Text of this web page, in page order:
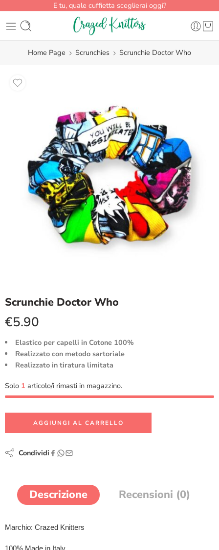
E tu, quale cuffietta sceglierai oggi?
Home Page Scrunchies Scrunchie Doctor Who
Scrunchie Doctor Who
€5.90
Elastico per capelli in Cotone 100%
Realizzato con metodo sartoriale
Realizzato in tiratura limitata
Solo 1 articolo/i rimasti in magazzino.
AGGIUNGI AL CARRELLO
Condividi
Descrizione Recensioni (0)
Marchio: Crazed Knitters